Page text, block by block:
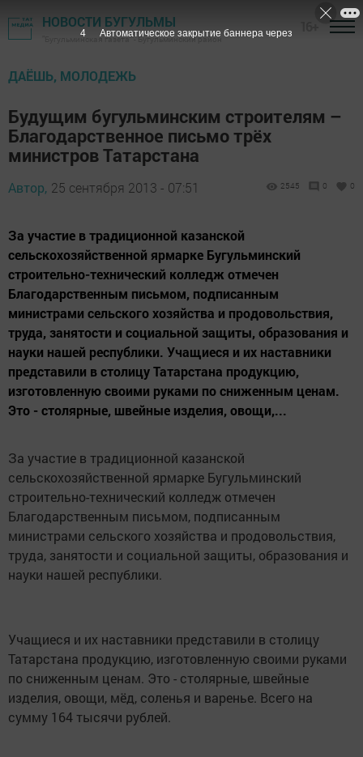
НОВОСТИ БУГУЛЬМЫ
"Бугульминская газета" - Бугульминский район
ДАЁШЬ, МОЛОДЕЖЬ
Будущим бугульминским строителям –
Благодарственное письмо трёх
министров Татарстана
Автор, 25 сентября 2013 - 07:51 2545 0 0
За участие в традиционной казанской
сельскохозяйственной ярмарке Бугульминский
строительно-технический колледж отмечен
Благодарственным письмом, подписанным
министрами сельского хозяйства и продовольствия,
труда, занятости и социальной защиты, образования и
науки нашей республики. Учащиеся и их наставники
представили в столицу Татарстана продукцию,
изготовленную своими руками по сниженным ценам.
Это - столярные, швейные изделия, овощи,...
За участие в традиционной казанской
сельскохозяйственной ярмарке Бугульминский
строительно-технический колледж отмечен
Благодарственным письмом, подписанным
министрами сельского хозяйства и продовольствия,
труда, занятости и социальной защиты, образования и
науки нашей республики.
Учащиеся и их наставники представили в столицу
Татарстана продукцию, изготовленную своими руками
по сниженным ценам. Это - столярные, швейные
изделия, овощи, мёд, соленья и варенье. Всего на
сумму 164 тысячи рублей.
2 Автоматическое закрытие баннера через